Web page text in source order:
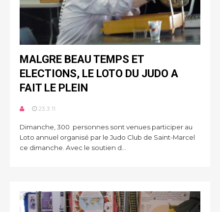
MALGRE BEAU TEMPS ET
ELECTIONS, LE LOTO DU JUDO A
FAIT LE PLEIN
23.3.11
Dimanche, 300 personnes sont venues participer au
Loto annuel organisé par le Judo Club de Saint-Marcel
ce dimanche. Avec le soutien d...